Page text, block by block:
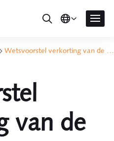
Wetsvoorstel verkorting van de wettelijke betaaltermijnen bij handelsovereenkomsten
van de